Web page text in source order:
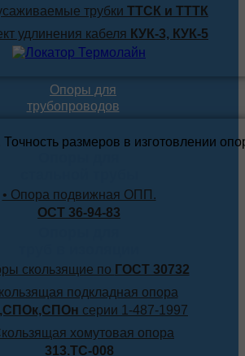
трубки ТТСК и ТТТК
удлинения кабеля КУК-3, КУК-5
Опоры для
трубопроводов
• Опора подвижная ОПП.
ОСТ 36-94-83
скользящие по ГОСТ 30732
подкладная опора
серии 1-487-1997
хомутовая опора
313.ТС-008